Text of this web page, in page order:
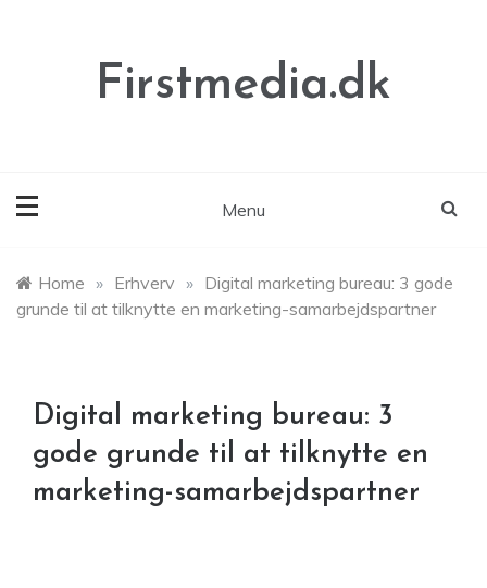
Firstmedia.dk
Menu
Home » Erhverv » Digital marketing bureau: 3 gode
grunde til at tilknytte en marketing-samarbejdspartner
Digital marketing bureau: 3
gode grunde til at tilknytte en
marketing-samarbejdspartner